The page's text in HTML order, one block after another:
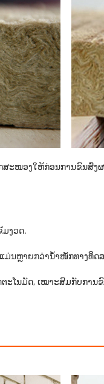
ໜອງໃຫ້ກ່ອນການຂົນສົ່
ມງວດ.
ມ່ນຫຼາຍກວ່ານໍ້າໜັກທາງທິດ
ໂນມັດ, ເໝາະສົມກັບການຂົ